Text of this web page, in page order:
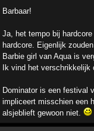
Barbaar!
Ja, het tempo bij
hardcore. Eigenlijk
Barbie girl van Aqua is
Ik vind het verschrikkelijk
Dominator is een festival
impliceert misschien een
alsjeblieft gewoon niet.